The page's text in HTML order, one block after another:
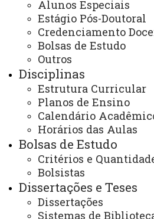
Alunos Especiais
Estágio Pós-Doutoral
Credenciamento
Bolsas de Estudo
Outros
Disciplinas
Estrutura Curricular
Planos de Ensino
Calendário
Horários das Aulas
Bolsas de Estudo
Critérios e
Bolsistas
Dissertações e Teses
Dissertações
Sistemas de
08:00 às 12:00
13:00 às 17:00
E-mail:
Você está aqui:Unioeste
PROFLETRAS - Pós-
Letras - Cascavel
Editais
Alunos Regulares
Abertura de Inscrição para
do Mestrado Profissional em